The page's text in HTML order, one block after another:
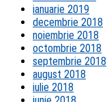
ianuarie 2019
decembrie 2018
noiembrie 2018
octombrie 2018
septembrie 2018
august 2018
iulie 2018